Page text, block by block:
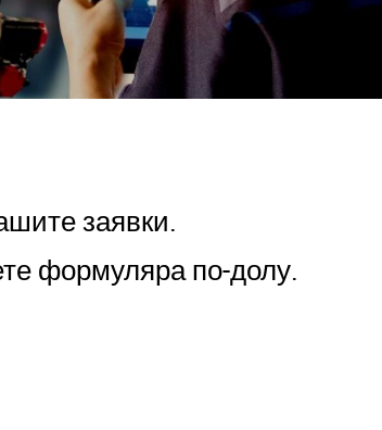
заявки.
формуляра по-долу.